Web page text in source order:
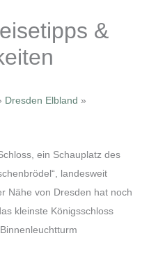
&
Dresden Elbland »
ein Schauplatz des
landesweit
Nähe von Dresden hat noch
kleinste Königsschloss